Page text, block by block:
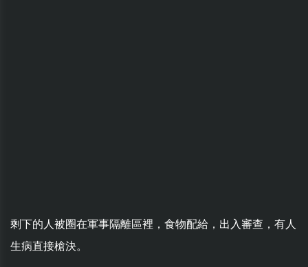
剩下的人被圈在軍事隔離區裡，食物配給，出入審查，有人
生病直接槍決。